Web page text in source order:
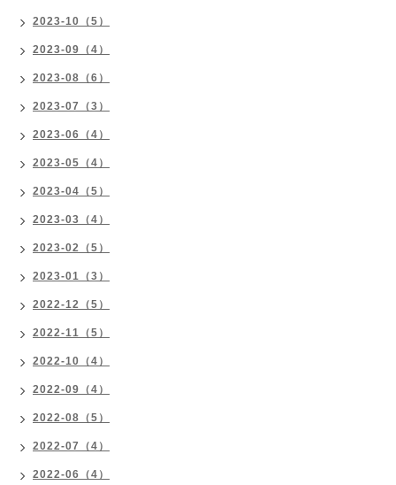
2023-10（5）
2023-09（4）
2023-08（6）
2023-07（3）
2023-06（4）
2023-05（4）
2023-04（5）
2023-03（4）
2023-02（5）
2023-01（3）
2022-12（5）
2022-11（5）
2022-10（4）
2022-09（4）
2022-08（5）
2022-07（4）
2022-06（4）